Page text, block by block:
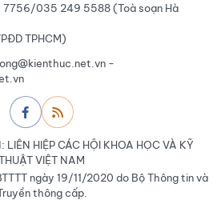
7756/035 249 5588 (Toà soạn Hà
TPHCM)
-
HIỆP CÁC HỘI KHOA HỌC VÀ KỸ
VIỆT NAM
ngày 19/11/2020 do Bộ Thông tin và
thông cấp.